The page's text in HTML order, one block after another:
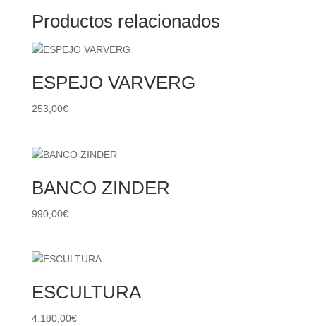
Productos relacionados
ESPEJO VARVERG
253,00€
BANCO ZINDER
990,00€
ESCULTURA
4.180,00€